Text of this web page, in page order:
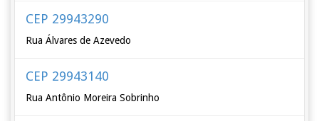
CEP 29943290
Rua Álvares de Azevedo
CEP 29943140
Rua Antônio Moreira Sobrinho